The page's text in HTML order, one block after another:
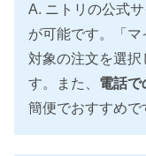
A. ニトリの公式
が可能です。「マ
対象の注文を選択
す。また、 電話で
簡便でおすすめで